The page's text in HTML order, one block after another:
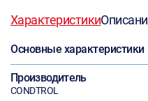
Характеристики
Основные характеристики
Производитель
CONDTROL